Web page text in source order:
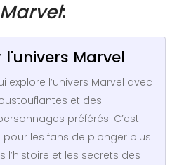
Marvel:
l'univers Marvel
explore l’univers Marvel avec
et des
préférés. C’est
pour les fans de plonger plus
et les secrets des